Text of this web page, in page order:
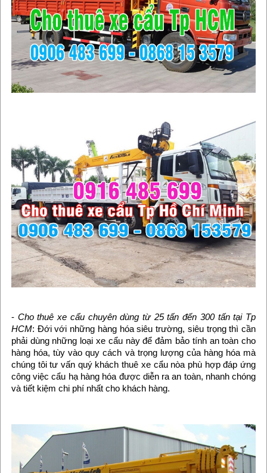
- Cho thuê xe cẩu chuyên dùng từ 25 tấn đến 300 tấn tại Tp
HCM: Đới với những hàng hóa siêu trường, siêu trọng thì cần
phải dùng những loại xe cẩu này để đảm bảo tính an toàn cho
hàng hóa, tùy vào quy cách và trọng lượng của hàng hóa mà
chúng tôi tư vấn quý khách thuê xe cẩu nòa phù hợp đáp ứng
công việc cẩu hạ hàng hóa được diễn ra an toàn, nhanh chóng
và tiết kiệm chi phí nhất cho khách hàng.